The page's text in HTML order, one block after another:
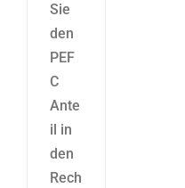
Sie
den
PEF
C
Ante
il in
den
Rech